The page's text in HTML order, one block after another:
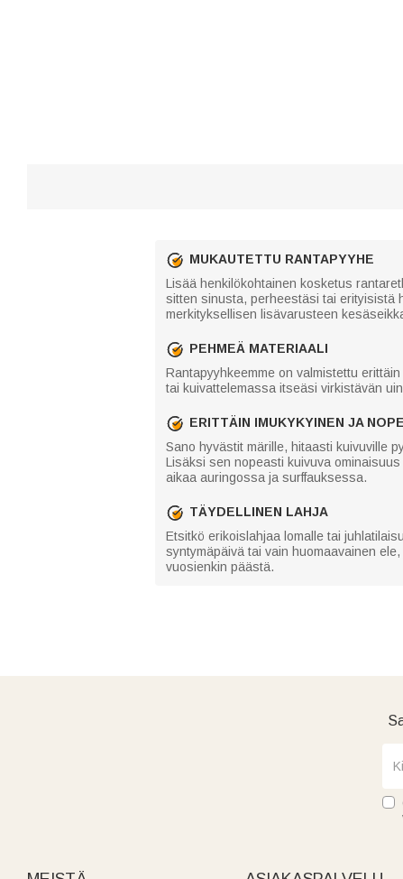
MUKAUTETTU RANTAPYYHE
Lisää henkilökohtainen kosketus
sitten sinusta, perheestäsi tai erityisistä
merkityksellisen lisävarusteen
PEHMEÄ MATERIAALI
Rantapyyhkeemme on valmistettu
tai kuivattelemassa itseäsi virkistävän
ERITTÄIN IMUKYKYINEN JA
Sano hyvästit märille, hitaasti kuivuville
Lisäksi sen nopeasti kuivuva
aikaa auringossa ja surffauksessa.
TÄYDELLINEN LAHJA
Etsitkö erikoislahjaa lomalle tai
syntymäpäivä tai vain huomaavainen
vuosienkin päästä.